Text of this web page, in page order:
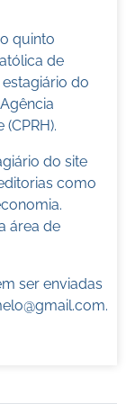
quinto
de
estagiário do
do site
como
área de
ser enviadas
.